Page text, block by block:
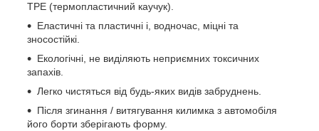
TPE (термопластичний каучук).
Еластичні та пластичні і, водночас, міцні та
зносостійкі.
Екологічні, не виділяють неприємних токсичних
запахів.
Легко чистяться від будь-яких видів забруднень.
Після згинання / витягування килимка з автомобіля
його борти зберігають форму.